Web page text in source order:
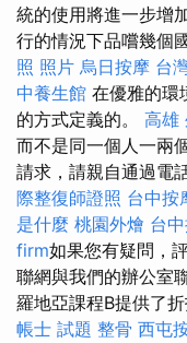
統的使用將進一步增
行的情況下品嚐幾個
照 照片 烏日按摩 台
中養生館 在優雅的環
的方式定義的。 高雄
而不是同一個人一兩
請求，請親自通過電
際整復師證照 台中按
是什麼 桃園外燴 台
firm如果您有疑問，
聯網與我們的辦公室
羅地亞課程B提供了
帳士 試題 整骨 西屯